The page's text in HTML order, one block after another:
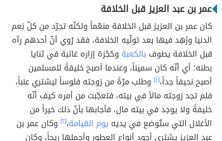
عمر بن عبد العزيز قبل الخلافة
كان عمر بن العزيز قبل الخلافة منعّماً ولكنّه تجرّد من كلّ نِعم
الدنيا وزَهِد فيها بعد تولّيه الخلافة، فقد رُوي أنّ أحدهم رآه
قبل الخلافة يطوف بالكعبة وحُجْزة إزاره غائبة في ثنايا
بطنه؛ أي أنّه كان سميناً، وعندما أصبح خليفةً للمسلمين
أصبح نحيفاً جداً،[٤]
وطلب مرّةً من زوجته فلوساً ليشتري عِنباً،
فلم تجد زوجته مالاً في بيته، فتعجّبت من أمره كيف أنّه
خليفةً ولا يوجد في بيته مال، فأجابها بأنّ ذلك خيراً من
الأغلال التي ستُوضع في يديه يوم القيامة،[٢]
وكان عمر بن
عبد العزيز يشتري أجود أنواع العطور وأجملها رِيحاً، وكان